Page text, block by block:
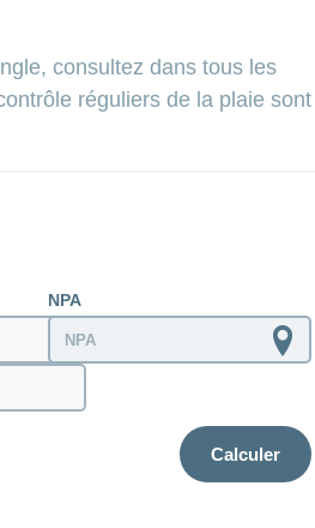
consultez dans tous les
réguliers de la plaie sont
NPA
Calculer